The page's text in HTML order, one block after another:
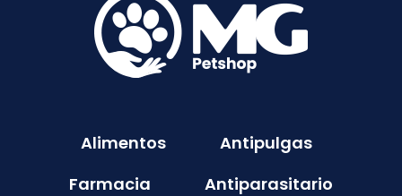
Alimentos
Antipulgas
Farmacia
Antiparasitario